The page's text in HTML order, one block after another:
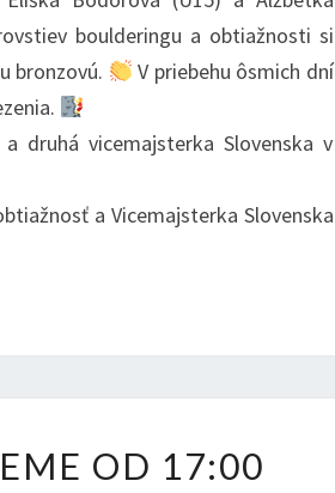
boulderingu a obtiažnosti si
bronzovú.
V priebehu ôsmich dní
druhá vicemajsterka Slovenska v
a Vicemajsterka Slovenska
OD 17:00